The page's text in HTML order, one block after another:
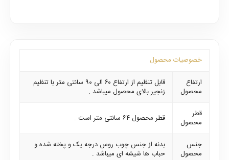
خصوصیات محصول
ارتفاع
محصول
قابل تنظیم از ارتفاع ۶۰ الی ۹۰ سانتی متر با تنظیم
زنجیر بالای محصول میباشد .
قطر
محصول
قطر محصول ۶۴ سانتی متر است .
جنس
محصول
بدنه از جنس چوب روس درجه یک و پخته شده و
حباب ها شیشه ای میباشد .